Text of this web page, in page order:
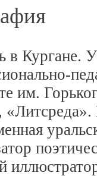
в Кургане.
им.